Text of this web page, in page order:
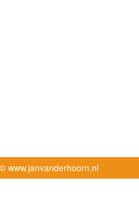
www.janvanderhoorn.nl